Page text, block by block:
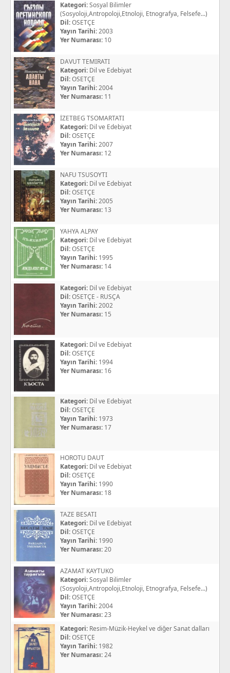
Kategori:Sosyal Bilimler
(Sosyoloji,Antropoloji,Etnoloji, Etnografya, Felsefe...)
Dil:OSETÇE
Yayın Tarihi:2003
Yer Numarası: 10
DAVUT TEMIRATI
Kategori: Dil ve Edebiyat
Dil:OSETÇE
Yayın Tarihi:2004
Yer Numarası: 11
İZETBEG TSOMARTATI
Kategori: Dil ve Edebiyat
Dil:OSETÇE
Yayın Tarihi:2007
Yer Numarası: 12
NAFU TSUSOYTI
Kategori: Dil ve Edebiyat
Dil:OSETÇE
Yayın Tarihi:2005
Yer Numarası: 13
YAHYA ALPAY
Kategori: Dil ve Edebiyat
Dil:OSETÇE
Yayın Tarihi: 1995
Yer Numarası: 14
Kategori: Dil ve Edebiyat
Dil:OSETÇE - RUSÇA
Yayın Tarihi:2002
Yer Numarası: 15
Kategori: Dil ve Edebiyat
Dil:OSETÇE
Yayın Tarihi: 1994
Yer Numarası: 16
Kategori: Dil ve Edebiyat
Dil:OSETÇE
Yayın Tarihi: 1973
Yer Numarası: 17
HOROTU DAUT
Kategori: Dil ve Edebiyat
Dil:OSETÇE
Yayın Tarihi: 1990
Yer Numarası: 18
TAZE BESATI
Kategori: Dil ve Edebiyat
Dil:OSETÇE
Yayın Tarihi: 1990
Yer Numarası:20
AZAMAT KAYTUKO
Kategori:Sosyal Bilimler
(Sosyoloji,Antropoloji,Etnoloji, Etnografya, Felsefe...)
Dil:OSETÇE
Yayın Tarihi:2004
Yer Numarası:23
Kategori: Resim-Müzik-Heykel ve diğer Sanat dalları
Dil:OSETÇE
Yayın Tarihi: 1982
Yer Numarası:24